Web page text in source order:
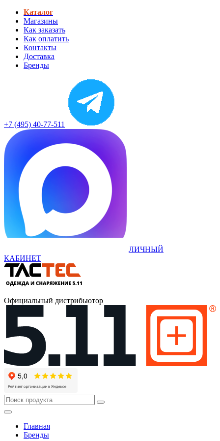
Каталог
Магазины
Как заказать
Как оплатить
Контакты
Доставка
Бренды
+7 (495) 40-77-511
ЛИЧНЫЙ
КАБИНЕТ
Официальный дистрибьютор
Главная
Бренды